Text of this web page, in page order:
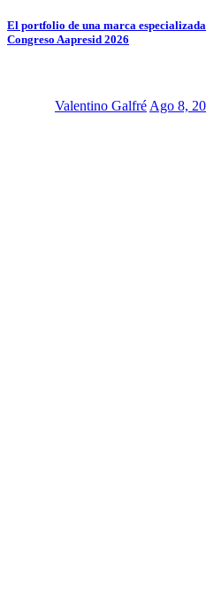
El portfolio de una marca
Congreso Aapresid 2026
Valentino Galfré Ago 8,